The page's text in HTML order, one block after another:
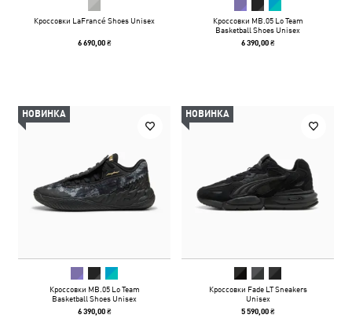
Кроссовки LaFrancé Shoes Unisex
6 690,00 ₴
Кроссовки MB.05 Lo Team
Basketball Shoes Unisex
6 390,00 ₴
НОВИНКА
Кроссовки MB.05 Lo Team
Basketball Shoes Unisex
6 390,00 ₴
НОВИНКА
Кроссовки Fade LT Sneakers
Unisex
5 590,00 ₴